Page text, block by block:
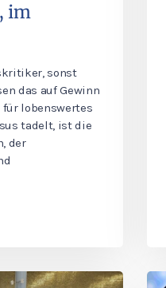
im
sonst
das auf Gewinn
lobenswertes
tadelt, ist die
der